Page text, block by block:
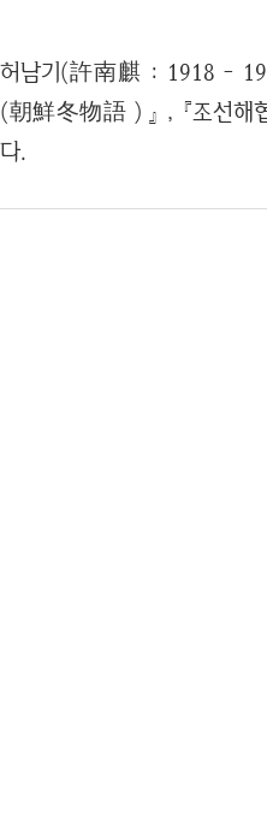
허남기(許南麒 : 1918 -
(朝鮮冬物語）』，『조선해
다.